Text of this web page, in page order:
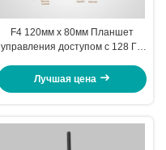
F4 120мм х 80мм Планшет
управления доступом с 128 ГБ
Лучшая цена